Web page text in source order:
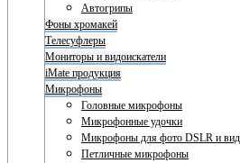
Автогрипы
Фоны хромакей
Телесуфлеры
Мониторы и видоискатели
iMate продукция
Микрофоны
Головные микрофоны
Микрофонные удочки
Микрофоны для фото DSLR и
Петличные микрофоны